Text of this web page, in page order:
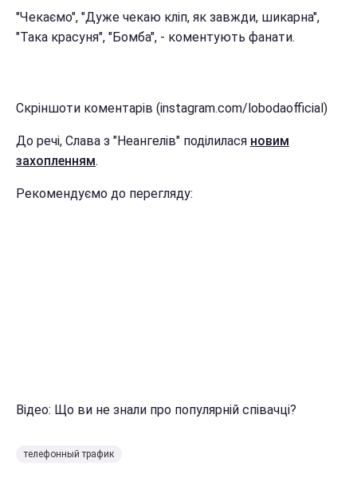
"Чекаємо", "Дуже чекаю кліп, як завжди, шикарна",
"Така красуня", "Бомба", - коментують фанати.
Скріншоти коментарів (instagram.com/lobodaofficial)
До речі, Слава з "Неангелів" поділилася новим
захопленням.
Рекомендуємо до перегляду:
Відео: Що ви не знали про популярній співачці?
телефонный трафик